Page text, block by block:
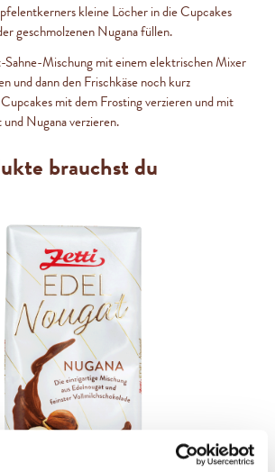
kleine Löcher in die Cupcakes
geschmolzenen Nugana füllen.
Mischung mit einem elektrischen Mixer
und dann den Frischkäse noch kurz
mit dem Frosting verzieren und mit
Nugana verzieren.
brauchst du